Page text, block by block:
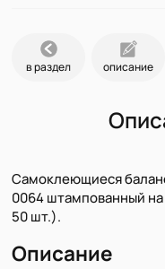
в раздел описание
Самоклеющиеся
0064 штампованный
50 шт.).
Описание